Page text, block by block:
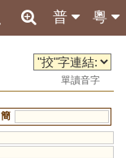
粵
普
單讀音字
簡